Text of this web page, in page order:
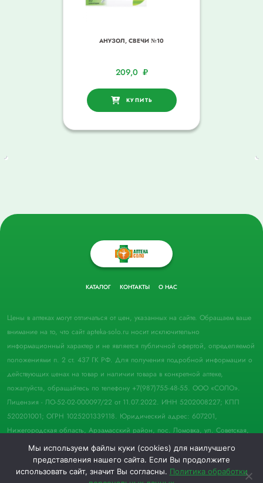
АНУЗОЛ, СВЕЧИ №10
209,0 ₽
КУПИТЬ
КАТАЛОГ КОНТАКТЫ О НАС
Цены в аптеках могут отличаться от цен, указанных на сайте. Обращаем ваше
внимание на то, что сайт apteka-solo.ru носит исключительно
информационный характер и не является публичной офертой, определяемой
положениями п. 2 ст. 437 ГК РФ. Для получения подробной информации о
действующих ценах на товар и наличии товара в конкретной аптеке,
пожалуйста, обращайтесь по телефону +7(987)755-48-55. ООО «СОЛО».
Лицензия - ЛО-52-02-000097/22 от 11.07.2022. ИНН 5202008227; КПП
520201001; ОГРН 1025201339118. Юридический адрес: 607201,
Нижегородская область, Арзамасский район, пос. Ломовка, ул. Советская,
д. 33, пом. 21.
© 2022 Аптека "Соло". Все права защищены.
Мы используем файлы куки (cookies) для наилучшего
представления нашего сайта. Если Вы продолжите
использовать сайт, значит Вы согласны. Политика обработки